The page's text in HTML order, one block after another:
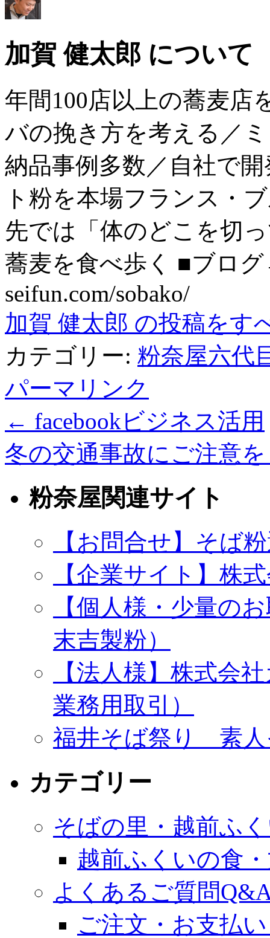
加賀 健太郎 について
年間100店以上の蕎麦店
バの挽き方を考える／
納品事例多数／自社で
ト粉を本場フランス・
先では「体のどこを切
蕎麦を食べ歩く ■ブロ
seifun.com/sobako/
加賀 健太郎 の投稿をす
カテゴリー: 粉奈屋六代
パーマリンク
← facebookビジネス活用
冬の交通事故にご注意
粉奈屋関連サイト
【お問合せ】そば
【企業サイト】株
【個人様・少量の
末吉製粉）
【法人様】株式会
業務用取引）
福井そば祭り 素人
カテゴリー
そばの里・越前ふ
越前ふくいの食
よくあるご質問
ご注文・お支払